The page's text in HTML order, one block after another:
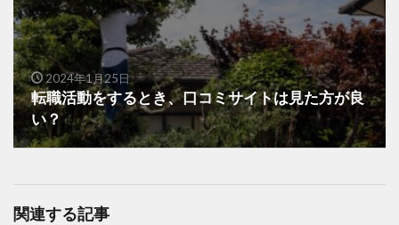
2024年1月25日
転職活動をするとき、口コミサイトは見た方が良
い？
関連する記事